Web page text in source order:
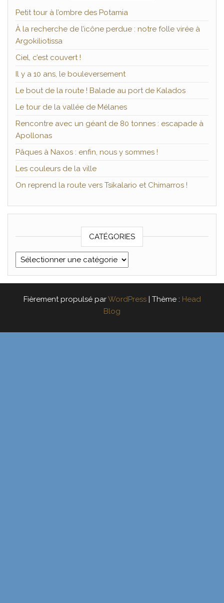
Petit tour à l’ombre des Potamia
À la recherche de l’icône perdue : notre folle virée à
Argokiliotissa
Ciel, c’est couvert !
Il y a 10 ans, le bouleversement
Le bout de la route ! Balade au port de Kalados
Le tour de la vallée de Mélanes
Rencontre avec un géant de 80 tonnes : escapade à
Apollonas
Pâques à Naxos : enfin, nous y sommes !
Les couleurs de la ville
On reprend la route vers Tsikalario et Chimarros !
CATÉGORIES
Catégories
Fièrement propulsé parWordPress | Thème : Head
Blog